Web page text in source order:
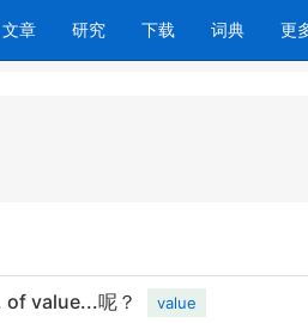
文章 研究 下载 词典 更
value...呢？
value